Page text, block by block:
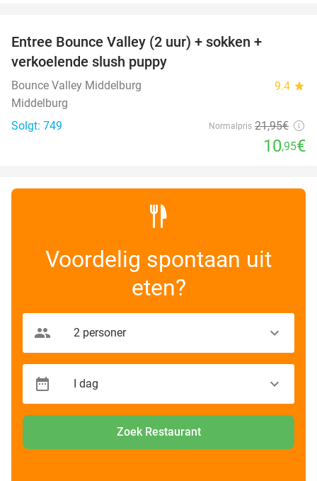
Entree Bounce Valley (2 uur) + sokken +
verkoelende slush puppy
Bounce Valley Middelburg 9.4 star
Middelburg
Solgt: 749
Normalpris 21,95€
10,95€
Voordelig spontaan uit
eten?
Zoek Restaurant